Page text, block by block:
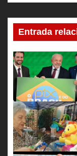
c
i
ó
n
d
e
e
Entrada